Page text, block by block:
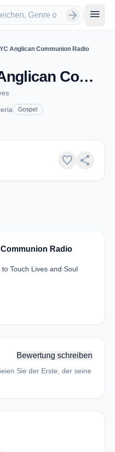
arrow_forward menu
Anglican Communion Radio
DLWYC Anglican Communion Radio - Ikeja
Gospel
favorite share
Radio
Touch Lives and Soul
Bewertung schreiben
Sie der Erste, der seine